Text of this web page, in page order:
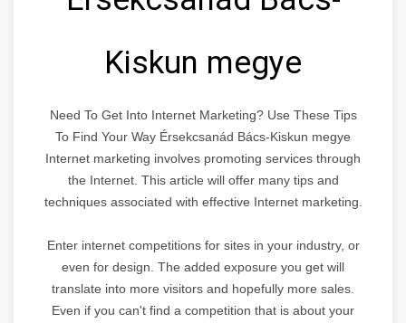
Kiskun megye
Need To Get Into Internet Marketing? Use These Tips
To Find Your Way Érsekcsanád Bács-Kiskun megye
Internet marketing involves promoting services through
the Internet. This article will offer many tips and
techniques associated with effective Internet marketing.
Enter internet competitions for sites in your industry, or
even for design. The added exposure you get will
translate into more visitors and hopefully more sales.
Even if you can't find a competition that is about your